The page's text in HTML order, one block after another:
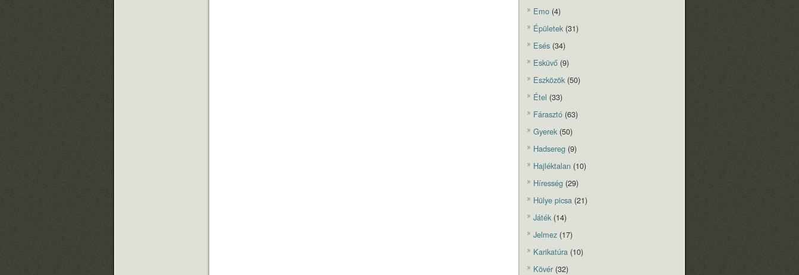
Emo (4)
Épületek(31)
Esés (34)
Esküvő (9)
Eszközök(50)
Étel (33)
Fárasztó (63)
Gyerek(50)
Hadsereg (9)
Hajléktalan (10)
Híresség (29)
Hülye picsa (21)
Játék(14)
Jelmez (17)
Karikatúra (10)
Kövér (32)